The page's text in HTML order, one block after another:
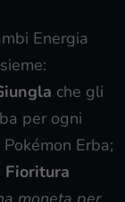
Energia
che gli
per ogni
Erba;
Fioritura